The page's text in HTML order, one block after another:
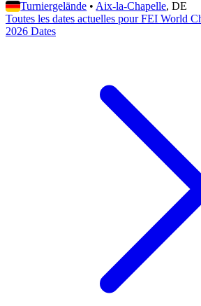
Turniergelände • Aix-la-Chapelle, DE
Toutes les dates actuelles pour FEI World
2026 Dates